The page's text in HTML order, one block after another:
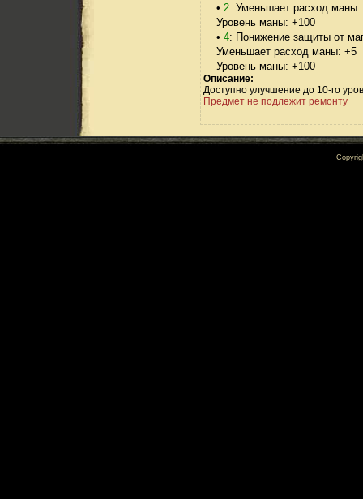
• 2: Уменьшает расход маны:
Уровень маны: +100
• 4: Понижение защиты от
Уменьшает расход маны: +5
Уровень маны: +100
Описание:
Доступно улучшение до 10-го
Предмет не подлежит ремонту